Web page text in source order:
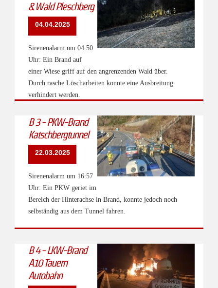
& Wald Pleschberg
04.04.2025
Sirenenalarm um 04:50
Uhr: Ein Brand auf
einer Wiese griff auf den angrenzenden Wald über.
Durch rasche Löscharbeiten konnte eine Ausbreitung
verhindert werden.
B 3 - PKW-Brand
Katschbergtunnel
22.03.2025
Sirenenalarm um 16:57
Uhr: Ein PKW geriet im
Bereich der Hinterachse in Brand, konnte jedoch noch
selbständig aus dem Tunnel fahren.
B 4 - LKW-Brand
A10 Tauern
Autobahn